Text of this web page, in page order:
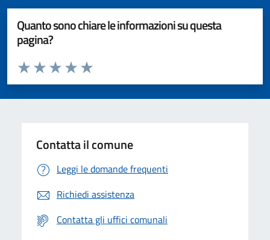
Quanto sono chiare le informazioni su questa
pagina?
Valuta da 1 a 5 stelle la pagina
Valuta 5 stelle su 5
Valuta 4 stelle su 5
Valuta 3 stelle su 5
Valuta 2 stelle su 5
Valuta 1 stelle su 5
Contatta il comune
Leggi le domande frequenti
Richiedi assistenza
Contatta gli uffici comunali